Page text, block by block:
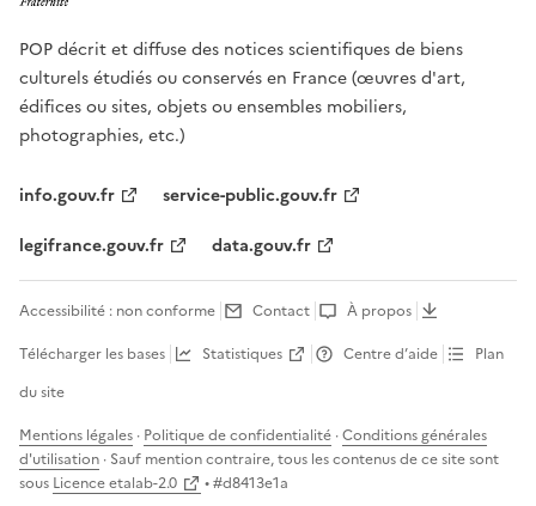
POP décrit et diffuse des notices scientifiques de biens
culturels étudiés ou conservés en France (œuvres d'art,
édifices ou sites, objets ou ensembles mobiliers,
photographies, etc.)
info.gouv.fr
service-public.gouv.fr
legifrance.gouv.fr
data.gouv.fr
Accessibilité : non conforme Contact
À propos
Télécharger les bases
Statistiques Centre d’aide
Plan
du site
Mentions légales · Politique de confidentialité ·Conditions générales
d'utilisation · Sauf mention contraire, tous les contenus de ce site sont
sous Licence etalab-2.0 • #d8413e1a